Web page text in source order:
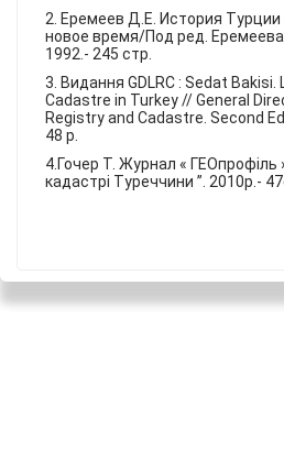
2. Еремеев Д.Е. История Турции
новое время/Под ред.
1992.- 245 стр.
3. Видання GDLRC : Sedat Bakisi.
Cadastre in Turkey // General
Registry and Cadastre. Second
48 p.
4.Гочер Т. Журнал « ГЕОпрофiль
кадастрi Туреччини ”. 2010р.-